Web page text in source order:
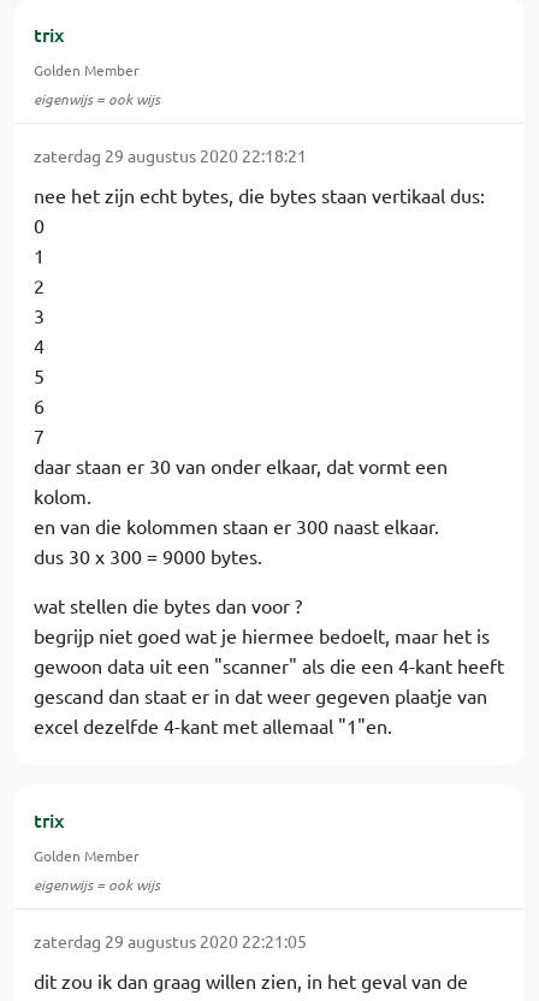
trix
Golden Member
eigenwijs = ook wijs
zaterdag 29 augustus 2020 22:18:21
nee het zijn echt bytes, die bytes staan vertikaal dus:
0
1
2
3
4
5
6
7
daar staan er 30 van onder elkaar, dat vormt een
kolom.
en van die kolommen staan er 300 naast elkaar.
dus 30 x 300 = 9000 bytes.
wat stellen die bytes dan voor ?
begrijp niet goed wat je hiermee bedoelt, maar het is
gewoon data uit een "scanner" als die een 4-kant heeft
gescand dan staat er in dat weer gegeven plaatje van
excel dezelfde 4-kant met allemaal "1"en.
trix
Golden Member
eigenwijs = ook wijs
zaterdag 29 augustus 2020 22:21:05
dit zou ik dan graag willen zien, in het geval van de